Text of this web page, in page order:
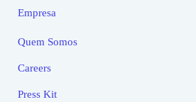
Empresa
Quem Somos
Careers
Press Kit